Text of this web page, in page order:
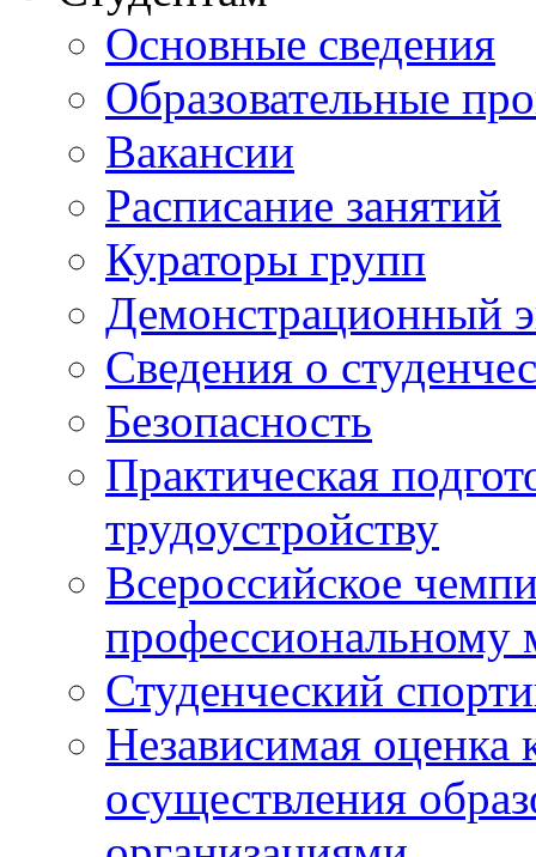
Основные сведения
Образовательные
Вакансии
Расписание занятий
Кураторы групп
Демонстрационный
Сведения о
Безопасность
Практическая
трудоустройству
Всероссийское
профессиональному
Студенческий
Независимая оценка
осуществления